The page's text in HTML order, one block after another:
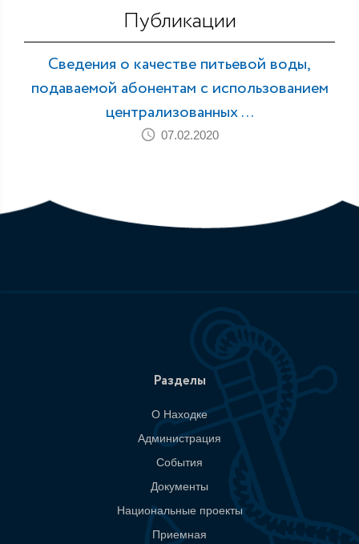
Публикации
Сведения о качестве питьевой воды,
подаваемой абонентам с использованием
централизованных ...
07.02.2020
Разделы
О Находке
Администрация
События
Документы
Национальные проекты
Приемная